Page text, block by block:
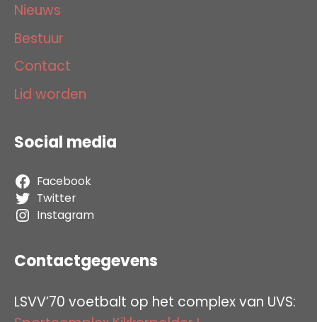
Nieuws
Bestuur
Contact
Lid worden
Social media
Facebook
Twitter
Instagram
Contactgegevens
LSVV’70 voetbalt op het complex van UVS: